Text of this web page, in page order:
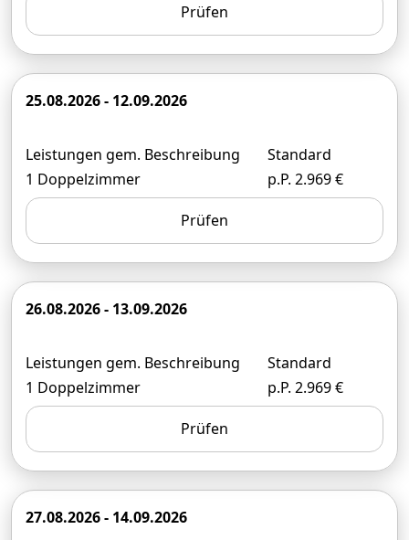
Prüfen
25.08.2026 - 12.09.2026
Leistungen gem. Beschreibung
1 Doppelzimmer
Standard
p.P. 2.969 €
Prüfen
26.08.2026 - 13.09.2026
Leistungen gem. Beschreibung
1 Doppelzimmer
Standard
p.P. 2.969 €
Prüfen
27.08.2026 - 14.09.2026